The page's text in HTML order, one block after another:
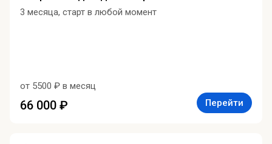
3 месяца, старт в любой момент
от 5500 ₽ в месяц
66 000 ₽ Перейти